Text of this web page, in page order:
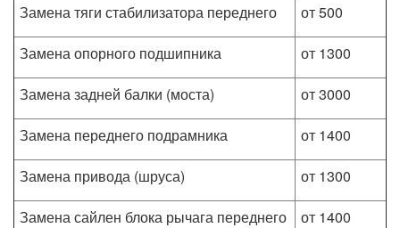
Замена тяги стабилизатора переднего
от 500
Замена опорного подшипника
от 1300
Замена задней балки (моста)
от 3000
Замена переднего подрамника
от 1400
Замена привода (шруса)
от 1300
Замена сайлен блока рычага переднего
от 1400